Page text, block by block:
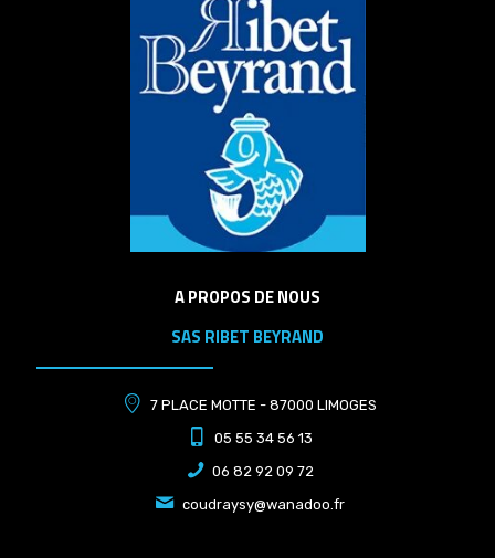
A PROPOS DE NOUS
SAS RIBET BEYRAND
7 PLACE MOTTE - 87000 LIMOGES
05 55 34 56 13
06 82 92 09 72
coudraysy@wanadoo.fr